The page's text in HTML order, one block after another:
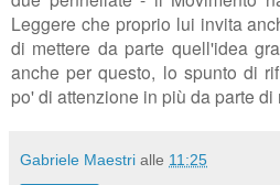
Leggere che proprio lui invita
di mettere da parte quell'idea
anche per questo, lo spunto di
po' di attenzione in più da parte
Gabriele Maestri alle 11:25